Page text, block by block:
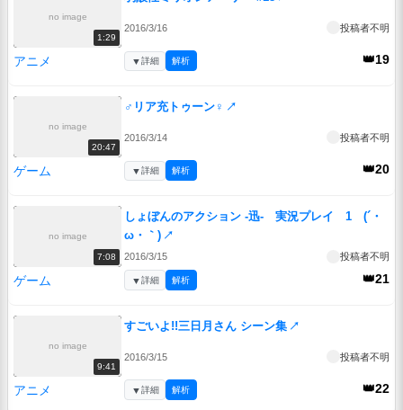
no image
1:29
2016/3/16 投稿者不明
アニメ 👑19
▼詳細 解析
no image
20:47
♂リア充トゥーン♀ ↗
2016/3/14 投稿者不明
ゲーム 👑20
▼詳細 解析
no image
7:08
しょぼんのアクション -迅- 実況プレイ 1 (´・
ω・｀) ↗
2016/3/15 投稿者不明
ゲーム 👑21
▼詳細 解析
no image
9:41
すごいよ!!三日月さん シーン集 ↗
2016/3/15 投稿者不明
アニメ 👑22
▼詳細 解析